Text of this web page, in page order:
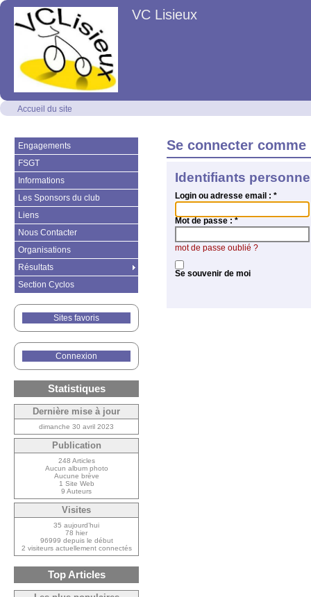
VC Lisieux
Accueil du site
Se connecter
Identifiants
Login ou adresse email : *
Mot de passe :*
mot de passe oublié ?
Se souvenir de moi
Engagements
FSGT
Informations
Les Sponsors du club
Liens
Nous Contacter
Organisations
Résultats
Section Cyclos
Sites favoris
Connexion
Statistiques
Dernière mise à jour
dimanche 30 avril 2023
Publication
248 Articles
Aucun album photo
Aucune brève
1 Site Web
9 Auteurs
Visites
35 aujourd’hui
78 hier
96999 depuis le début
2 visiteurs actuellement connectés
Top Articles